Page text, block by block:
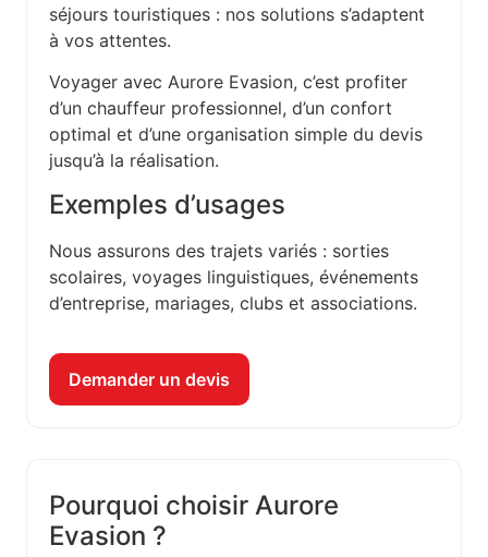
séjours touristiques : nos solutions s’adaptent
à vos attentes.
Voyager avec Aurore Evasion, c’est profiter
d’un chauffeur professionnel, d’un confort
optimal et d’une organisation simple du devis
jusqu’à la réalisation.
Exemples d’usages
Nous assurons des trajets variés : sorties
scolaires, voyages linguistiques, événements
d’entreprise, mariages, clubs et associations.
Demander un devis
Pourquoi choisir Aurore
Evasion ?